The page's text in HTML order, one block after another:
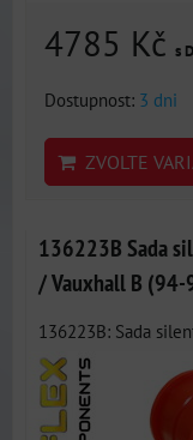
4785 Kč s
Dostupnost: 3 dni
ZVOLTE
136223B Sada
/ Vauxhall B (94-
136223B: Sada